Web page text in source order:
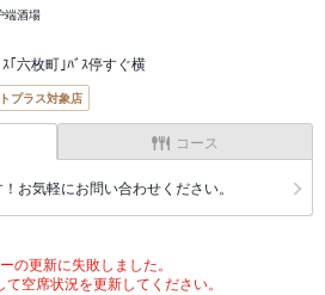
端酒場
｢六枚町｣ﾊﾞｽ停すぐ横
プラス対象店
コース
お気軽にお問い合わせください。
の更新に失敗しました。
空席状況を更新してください。